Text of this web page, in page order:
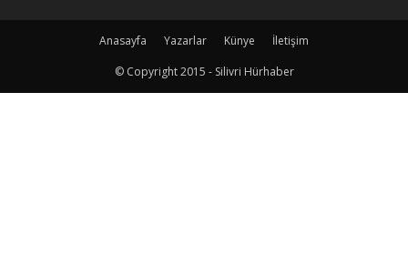
Anasayfa Yazarlar Künye
İletişim
© Copyright 2015 - Silivri Hürhaber